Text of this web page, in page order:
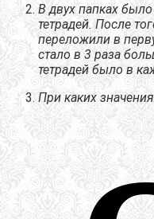
В двух папках
тетрадей. После
переложили в
стало в 3 раза
тетрадей было в
При каких